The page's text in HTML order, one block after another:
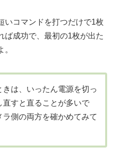
いコマンドを打つだけで1枚
ば成功で、最初の1枚が出た
きは、いったん電源を切っ
直すと直ることが多いで
側の両方を確かめてみて